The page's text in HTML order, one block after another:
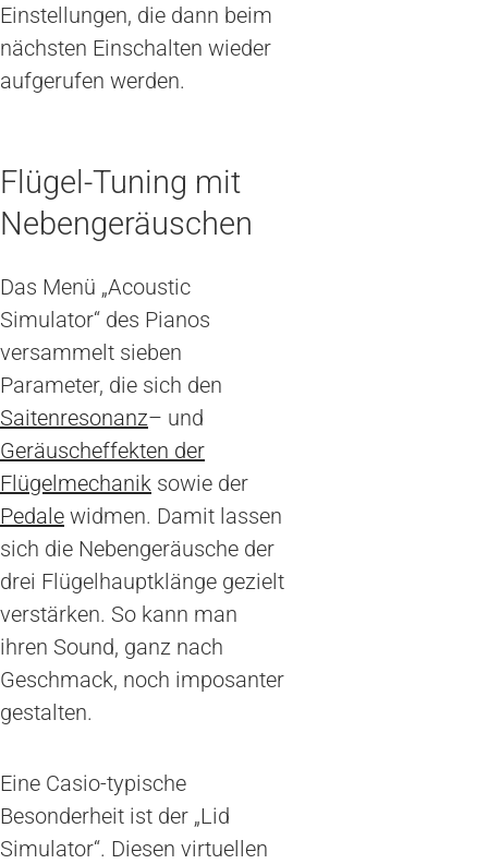
Einstellungen, die dann beim
nächsten Einschalten wieder
aufgerufen werden.
Flügel-Tuning mit
Nebengeräuschen
Das Menü „Acoustic
Simulator“ des Pianos
versammelt sieben
Parameter, die sich den
Saitenresonanz– und
Geräuscheffekten der
Flügelmechanik sowie der
Pedale widmen. Damit lassen
sich die Nebengeräusche der
drei Flügelhauptklänge gezielt
verstärken. So kann man
ihren Sound, ganz nach
Geschmack, noch imposanter
gestalten.
Eine Casio-typische
Besonderheit ist der „Lid
Simulator“. Diesen virtuellen